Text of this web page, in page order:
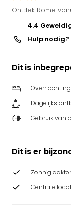
Ontdek Rome
4.4
Hulp nodig?
Dit is
Dagelijks
Gebruik van
Dit is er
Zonnig
Centrale